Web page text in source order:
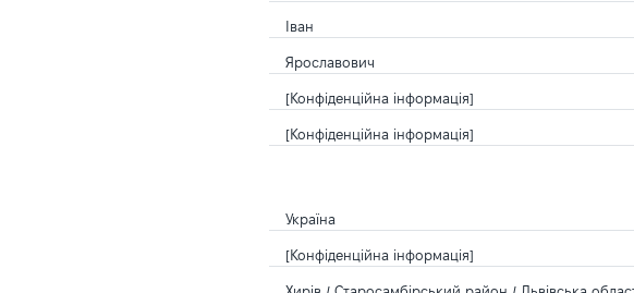
Іван
Ярославович
[Конфіденційна інформація]
[Конфіденційна інформація]
Україна
[Конфіденційна інформація]